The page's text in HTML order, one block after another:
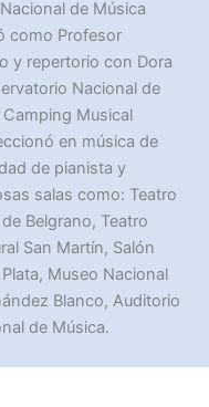
de Música
como Profesor
y repertorio con Dora
Nacional de
Musical
en música de
de pianista y
salas como: Teatro
Belgrano, Teatro
San Martín, Salón
Museo Nacional
Blanco, Auditorio
de Música.